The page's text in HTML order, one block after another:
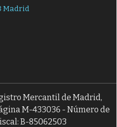
Madrid
Mercantil de Madrid,
M-433036 - Número de
B-85062503